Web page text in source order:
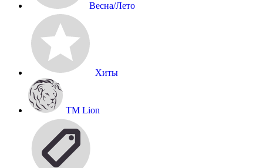
Весна/Лето
Хиты
TM Lion